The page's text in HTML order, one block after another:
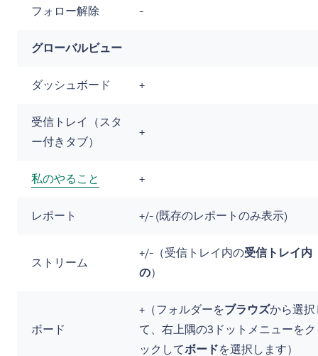
フォロー解除 -
グローバルビュー
ダッシュボード +
受信トレイ（スタ
ー付きタブ）
+
私のやること +
レポート +/- (既存のレポートのみ表示)
ストリーム
+/-（受信トレイ内の受信トレイ内
の）
ボード
+（フォルダーをブラウズから選択
て、右上隅の3ドットメニューを
ックしてボードを選択します）